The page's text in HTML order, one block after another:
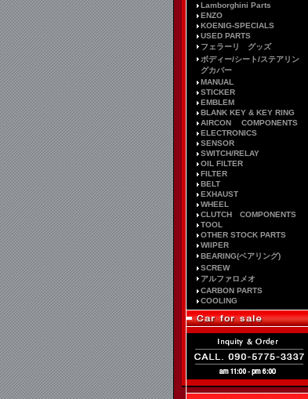
Lamborghini Parts
ENZO
KOENIG-SPECIALS
USED PARTS
フェラーリ グッズ
ボディー/シート/ステアリン
グカバー
MANUAL
STICKER
EMBLEM
BLANK KEY & KEY RING
AIRCON COMPONENTS
ELECTRONICS
SENSOR
SWITCH/RELAY
OIL FILTER
FILTER
BELT
EXHAUST
WHEEL
CLUTCH COMPONENTS
TOOL
OTHER STOCK PARTS
WIIPER
BEARING(ベアリング)
SCREW
アルファロメオ
CARBON PARTS
COOLING